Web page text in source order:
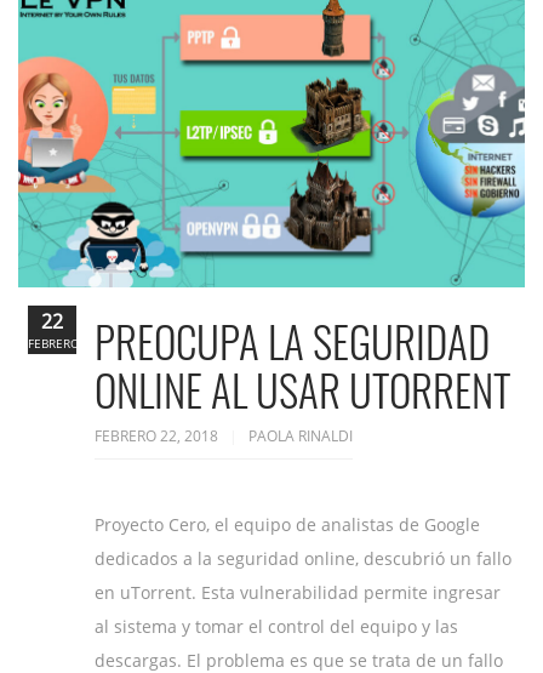
PREOCUPA LA SEGURIDAD
ONLINE AL USAR UTORRENT
FEBRERO 22, 2018 PAOLA RINALDI
Proyecto Cero, el equipo de analistas de Google
dedicados a la seguridad online, descubrió un fallo
en uTorrent. Esta vulnerabilidad permite ingresar
al sistema y tomar el control del equipo y las
descargas. El problema es que se trata de un fallo
22
FEBRERO